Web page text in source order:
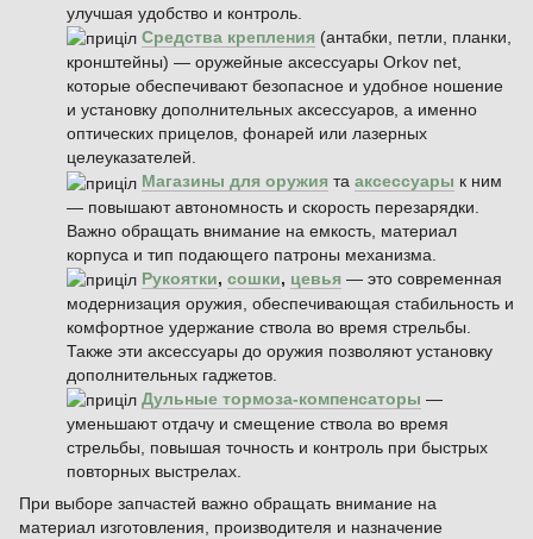
улучшая удобство и контроль.
Средства крепления (антабки, петли, планки,
кронштейны) — оружейные аксессуары Orkov net,
которые обеспечивают безопасное и удобное ношение
и установку дополнительных аксессуаров, а именно
оптических прицелов, фонарей или лазерных
целеуказателей.
Магазины для оружия та аксессуары к ним
— повышают автономность и скорость перезарядки.
Важно обращать внимание на емкость, материал
корпуса и тип подающего патроны механизма.
Рукоятки, сошки, цевья — это современная
модернизация оружия, обеспечивающая стабильность и
комфортное удержание ствола во время стрельбы.
Также эти аксессуары до оружия позволяют установку
дополнительных гаджетов.
Дульные тормоза-компенсаторы —
уменьшают отдачу и смещение ствола во время
стрельбы, повышая точность и контроль при быстрых
повторных выстрелах.
При выборе запчастей важно обращать внимание на
материал изготовления, производителя и назначение